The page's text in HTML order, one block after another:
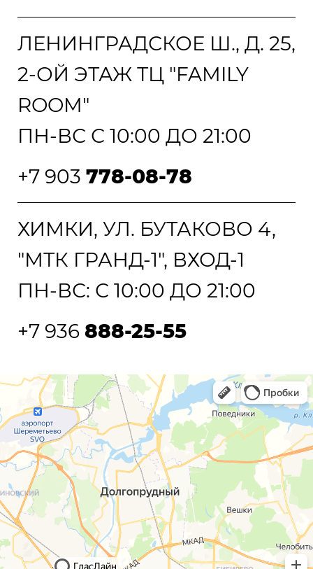
ЛЕНИНГРАДСКОЕ Ш., Д. 25,
2-ОЙ ЭТАЖ ТЦ "FAMILY
ROOM"
ПН-ВС С 10:00 ДО 21:00
+7 903 778-08-78
ХИМКИ, УЛ. БУТАКОВО 4,
"МТК ГРАНД-1", ВХОД-1
ПН-ВС: С 10:00 ДО 21:00
+7 936 888-25-55